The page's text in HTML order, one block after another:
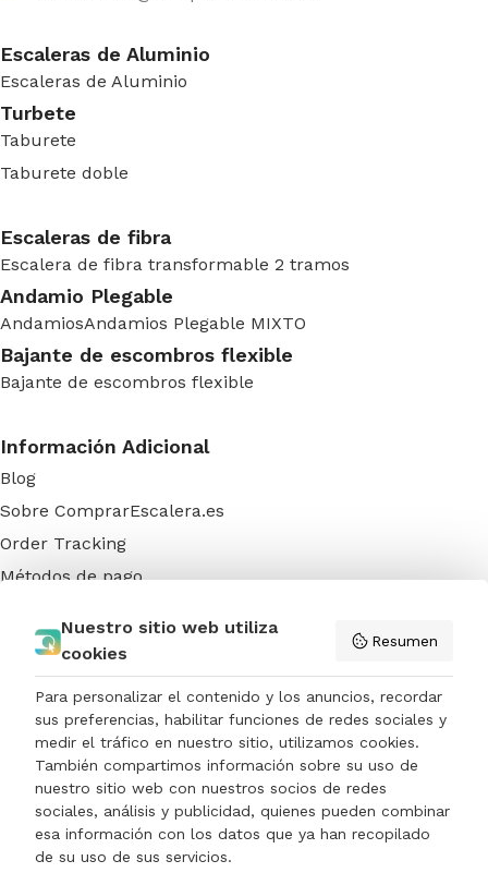
Escaleras de Aluminio
Escaleras de Aluminio
Turbete
Taburete
Taburete doble
Escaleras de fibra
Escalera de fibra transformable 2 tramos
Andamio Plegable
AndamiosAndamios Plegable MIXTO
Bajante de escombros flexible
Bajante de escombros flexible
Información Adicional
Blog
Sobre ComprarEscalera.es
Order Tracking
Métodos de pago
Colaboradores
Contactar
Diseño y desarrollo web por: Ascensie Online
Menciones
Política de privacidad
Nuestro sitio web utiliza
cookies
Resumen
Para personalizar el contenido y los anuncios, recordar
sus preferencias, habilitar funciones de redes sociales y
medir el tráfico en nuestro sitio, utilizamos cookies.
También compartimos información sobre su uso de
nuestro sitio web con nuestros socios de redes
sociales, análisis y publicidad, quienes pueden combinar
esa información con los datos que ya han recopilado
de su uso de sus servicios.